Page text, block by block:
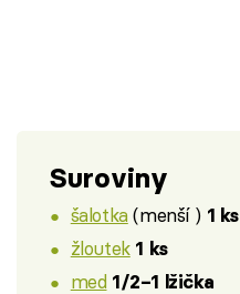
Suroviny
šalotka(menší ) 1 ks
žloutek 1 ks
med 1/2–1 lžička